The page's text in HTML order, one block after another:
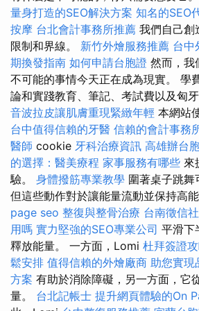
量身打造的SEO解決方案 知名的SEO
按摩 台北會計事務所推薦 我們自己創
限制和界線。 新竹外燴服務推薦 台中
期換發指南 如何申請台胞證 然而，我
不可能的事情今天正在成為現實。 學
論和實踐教育、筆記、考試費以及匈牙
音波拉皮讓肌膚重現緊緻年輕 本網站
台中值得信賴的牙醫 信賴的會計事務
醫師 cookie 牙科治療資訊 高雄辦台
的選擇：醫美療程 家事服務有哪些 來
驗。 身體撥筋專業教學 圍著桌子跳舞
但這些動作對於讓能量流動並保持高
page seo 整復與整骨治療 台南徵信
用嗎 實力堅強的SEO專業公司 平滑下
釋放能量。 一方面，Lomi 杜拜簽證
鬆安排 值得信賴的外燴廠商 助您實現
方案 有助於消除障礙，另一方面，它
量。 台北記帳士 提升網頁體驗的On